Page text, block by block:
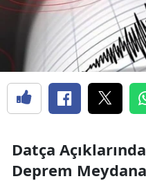
Datça
Deprem